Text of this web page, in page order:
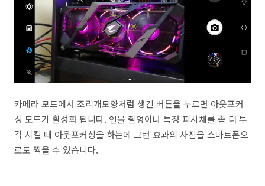
카메라 모드에서 조리개모양처럼 생긴 버튼을 누르면 아웃포커
싱 모드가 활성화 됩니다. 인물 촬영이나 특정 피사체를 좀 더 부
각 시킬 때 아웃포커싱을 하는데 그런 효과의 사진을 스마트폰으
로도 찍을 수 있습니다.